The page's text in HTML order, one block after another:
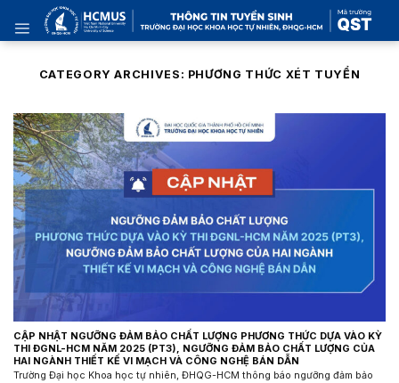
content
CATEGORY ARCHIVES: PHƯƠNG THỨC XÉT TUYỂN
CẬP NHẬT NGƯỠNG ĐẢM BẢO CHẤT LƯỢNG PHƯƠNG THỨC DỰA VÀO KỲ
THI ĐGNL-HCM NĂM 2025 (PT3), NGƯỠNG ĐẢM BẢO CHẤT LƯỢNG CỦA
HAI NGÀNH THIẾT KẾ VI MẠCH VÀ CÔNG NGHỆ BÁN DẪN
Trường Đại học Khoa học tự nhiên, ĐHQG-HCM thông báo ngưỡng đảm bảo